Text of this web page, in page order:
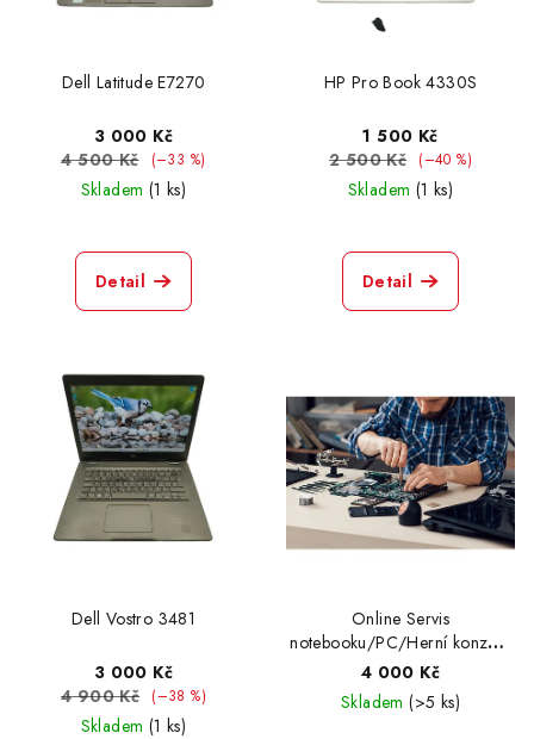
Dell Latitude E7270
3 000 Kč
4 500 Kč
(–33 %)
Skladem (1 ks)
Detail
HP Pro Book 4330S
1 500 Kč
2 500 Kč
(–40 %)
Skladem (1 ks)
Detail
Dell Vostro 3481
3 000 Kč
4 900 Kč
(–38 %)
Skladem (1 ks)
Online Servis
notebooku/PC/Herní konzole
- čištění + pastování +
přeinstalace
4 000 Kč
Skladem(>5 ks)